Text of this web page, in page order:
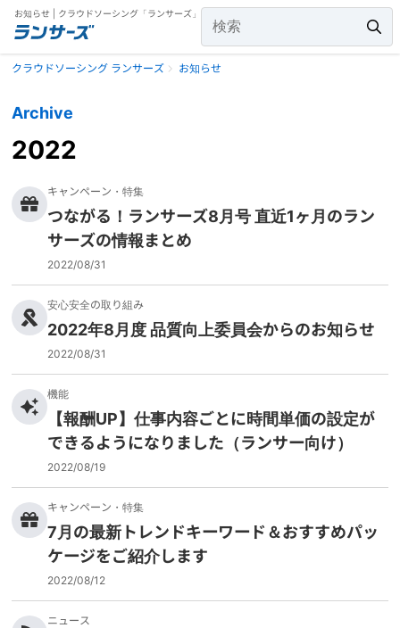
お知らせ | クラウドソーシング「ランサーズ」
クラウドソーシング ランサーズ お知らせ
Archive
2022
キャンペーン・特集
つながる！ランサーズ8月号 直近1ヶ月のラン
サーズの情報まとめ
2022/08/31
安心安全の取り組み
2022年8月度 品質向上委員会からのお知らせ
2022/08/31
機能
【報酬UP】仕事内容ごとに時間単価の設定が
できるようになりました（ランサー向け）
2022/08/19
キャンペーン・特集
7月の最新トレンドキーワード＆おすすめパッ
ケージをご紹介します
2022/08/12
ニュース